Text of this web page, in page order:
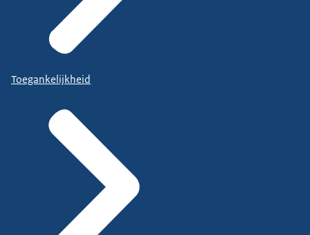
Toegankelijkheid